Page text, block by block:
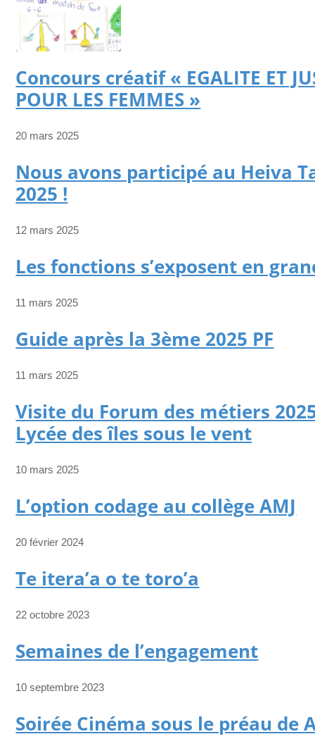
Concours créatif « EGALITE ET
POUR LES FEMMES »
20 mars 2025
Nous avons participé au Heiva
2025 !
12 mars 2025
Les fonctions s’exposent en
11 mars 2025
Guide après la 3ème 2025 PF
11 mars 2025
Visite du Forum des métiers
Lycée des îles sous le vent
10 mars 2025
L’option codage au collège AMJ
20 février 2024
Te itera’a o te toro’a
22 octobre 2023
Semaines de l’engagement
10 septembre 2023
Soirée Cinéma sous le préau de